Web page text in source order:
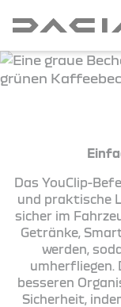
Das YouClip-
und praktische
sicher im
Getränke,
werden,
umherfliegen.
besseren
Sicherheit,